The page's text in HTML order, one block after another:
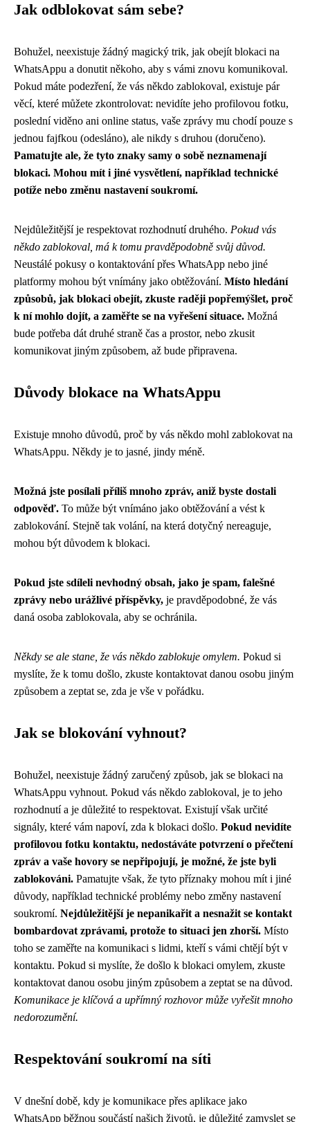
Jak odblokovat sám sebe?
Bohužel, neexistuje žádný magický trik, jak obejít blokaci na
WhatsAppu a donutit někoho, aby s vámi znovu komunikoval.
Pokud máte podezření, že vás někdo zablokoval, existuje pár
věcí, které můžete zkontrolovat: nevidíte jeho profilovou fotku,
poslední viděno ani online status, vaše zprávy mu chodí pouze s
jednou fajfkou (odesláno), ale nikdy s druhou (doručeno).
Pamatujte ale, že tyto znaky samy o sobě neznamenají
blokaci. Mohou mít i jiné vysvětlení, například technické
potíže nebo změnu nastavení soukromí.
Nejdůležitější je respektovat rozhodnutí druhého. Pokud vás
někdo zablokoval, má k tomu pravděpodobně svůj důvod.
Neustálé pokusy o kontaktování přes WhatsApp nebo jiné
platformy mohou být vnímány jako obtěžování. Místo hledání
způsobů, jak blokaci obejít, zkuste raději popřemýšlet, proč
k ní mohlo dojít, a zaměřte se na vyřešení situace. Možná
bude potřeba dát druhé straně čas a prostor, nebo zkusit
komunikovat jiným způsobem, až bude připravena.
Důvody blokace na WhatsAppu
Existuje mnoho důvodů, proč by vás někdo mohl zablokovat na
WhatsAppu. Někdy je to jasné, jindy méně.
Možná jste posílali příliš mnoho zpráv, aniž byste dostali
odpověď. To může být vnímáno jako obtěžování a vést k
zablokování. Stejně tak volání, na která dotyčný nereaguje,
mohou být důvodem k blokaci.
Pokud jste sdíleli nevhodný obsah, jako je spam, falešné
zprávy nebo urážlivé příspěvky, je pravděpodobné, že vás
daná osoba zablokovala, aby se ochránila.
Někdy se ale stane, že vás někdo zablokuje omylem. Pokud si
myslíte, že k tomu došlo, zkuste kontaktovat danou osobu jiným
způsobem a zeptat se, zda je vše v pořádku.
Jak se blokování vyhnout?
Bohužel, neexistuje žádný zaručený způsob, jak se blokaci na
WhatsAppu vyhnout. Pokud vás někdo zablokoval, je to jeho
rozhodnutí a je důležité to respektovat. Existují však určité
signály, které vám napoví, zda k blokaci došlo. Pokud nevidíte
profilovou fotku kontaktu, nedostáváte potvrzení o přečtení
zpráv a vaše hovory se nepřipojují, je možné, že jste byli
zablokováni. Pamatujte však, že tyto příznaky mohou mít i jiné
důvody, například technické problémy nebo změny nastavení
soukromí. Nejdůležitější je nepanikařit a nesnažit se kontakt
bombardovat zprávami, protože to situaci jen zhorší. Místo
toho se zaměřte na komunikaci s lidmi, kteří s vámi chtějí být v
kontaktu. Pokud si myslíte, že došlo k blokaci omylem, zkuste
kontaktovat danou osobu jiným způsobem a zeptat se na důvod.
Komunikace je klíčová a upřímný rozhovor může vyřešit mnoho
nedorozumění.
Respektování soukromí na síti
V dnešní době, kdy je komunikace přes aplikace jako
WhatsApp běžnou součástí našich životů, je důležité zamyslet se